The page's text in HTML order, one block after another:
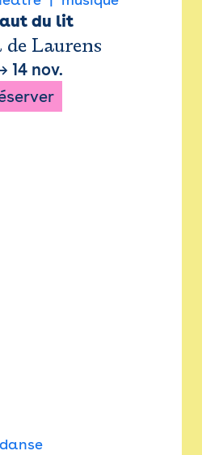
du lit
de Laurens
14 nov.
danse